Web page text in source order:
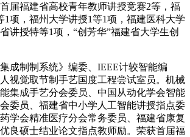
届福建省高校青年教师讲授竞赛2等，福
1项，福州大学讲授1等1项，福建医科大学
讲授特等1项，“创芳华”福建省大学生创
制制系统》编委、IEEE计较智能编
视觉取节制手艺国度工程尝试室员。机械
集成手艺分会委员、中国从动化学会智能
委员、福建省中小学人工智能讲授指点委
学会精准医疗分会常务委员、福建省康复
良硕士结业论文指点教师励。荣获首届福